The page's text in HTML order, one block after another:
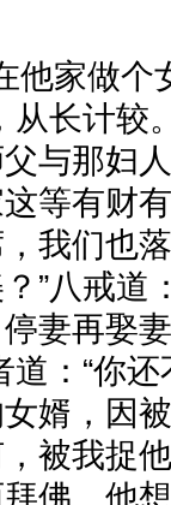
他家做个
长计较
与那妇
等有财
我们也
”八戒道
妻再娶
道：“你
婿，因
被我捉
佛。他